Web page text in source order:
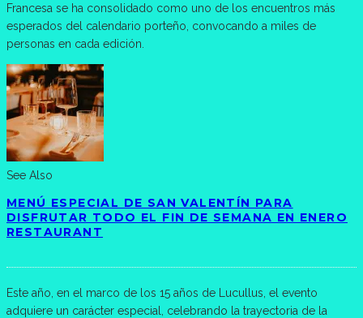
Francesa se ha consolidado como uno de los encuentros más
esperados del calendario porteño, convocando a miles de
personas en cada edición.
See Also
MENÚ ESPECIAL DE SAN VALENTÍN PARA
DISFRUTAR TODO EL FIN DE SEMANA EN ENERO
RESTAURANT
Este año, en el marco de los 15 años de Lucullus, el evento
adquiere un carácter especial, celebrando la trayectoria de la